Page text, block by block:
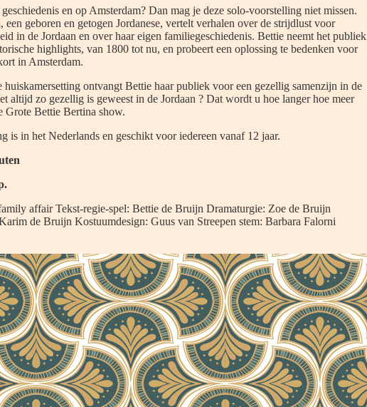
en op Amsterdam? Dan mag je deze solo-voorstelling niet missen.
een geboren en getogen Jordanese, vertelt verhalen over de strijdlust voor
in de Jordaan en over haar eigen familiegeschiedenis. Bettie neemt het publiek
highlights, van 1800 tot nu, en probeert een oplossing te bedenken voor
in Amsterdam.
huiskamersetting ontvangt Bettie haar publiek voor een gezellig samenzijn in de
altijd zo gezellig is geweest in de Jordaan ? Dat wordt u hoe langer hoe meer
Grote Bettie Bertina show.
is in het Nederlands en geschikt voor iedereen vanaf 12 jaar.
affair Tekst-regie-spel: Bettie de Bruijn Dramaturgie: Zoe de Bruijn
de Bruijn Kostuumdesign: Guus van Streepen stem: Barbara Falorni